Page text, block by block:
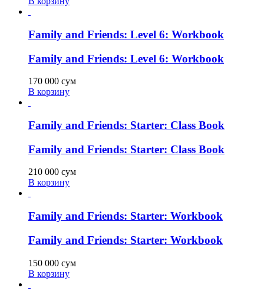
Family and Friends: Level 6: Workbook
Family and Friends: Level 6: Workbook
170 000 сум
В корзину
Family and Friends: Starter: Class Book
Family and Friends: Starter: Class Book
210 000 сум
В корзину
Family and Friends: Starter: Workbook
Family and Friends: Starter: Workbook
150 000 сум
В корзину